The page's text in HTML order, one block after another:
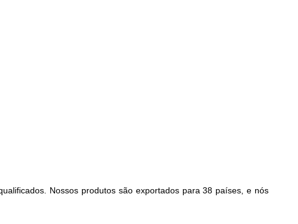
Nossos produtos são exportados para 38 países, e nós